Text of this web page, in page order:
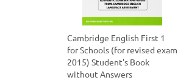
Cambridge English First 1
for Schools (for revised exam
2015) Student's Book
without Answers